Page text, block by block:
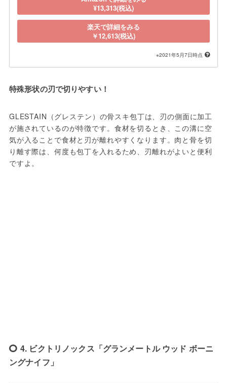
¥13,313(税込)
楽天で詳細をみる
￥12,613(税込)
※2021年5月7日時点
特殊形状の刃で切りやすい！
GLESTAIN（グレステン）の骨スキ包丁は、刃の側面に加工
が施されているのが特徴です。食材を切るとき、この溝に空
気が入ることで食材と刃が離れやすくなります。肉と骨を切
り離す際は、何度も包丁を入れるため、刃離れがよいと便利
ですよ。
4. ビクトリノックス「グランメートル ウッド ボーニ
ングナイフ」